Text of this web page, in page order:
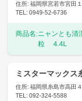
住所: 福岡県宮若市宮田
TEL: 0949-52-6736
商品名:ニャンとも
粒 4.4L
ミスターマックス
住所: 福岡県糸島市高田
TEL: 092-324-5588